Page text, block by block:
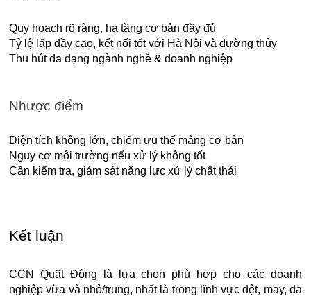
Quy hoạch rõ ràng, hạ tầng cơ bản đầy đủ
Tỷ lệ lấp đầy cao, kết nối tốt với Hà Nội và đường thủy
Thu hút đa dạng ngành nghề & doanh nghiệp
Nhược điểm
Diện tích không lớn, chiếm ưu thế mảng cơ bản
Nguy cơ môi trường nếu xử lý không tốt
Cần kiểm tra, giám sát năng lực xử lý chất thải
Kết luận
CCN Quất Động là lựa chọn phù hợp cho các doanh
nghiệp vừa và nhỏ/trung, nhất là trong lĩnh vực dệt, may, da